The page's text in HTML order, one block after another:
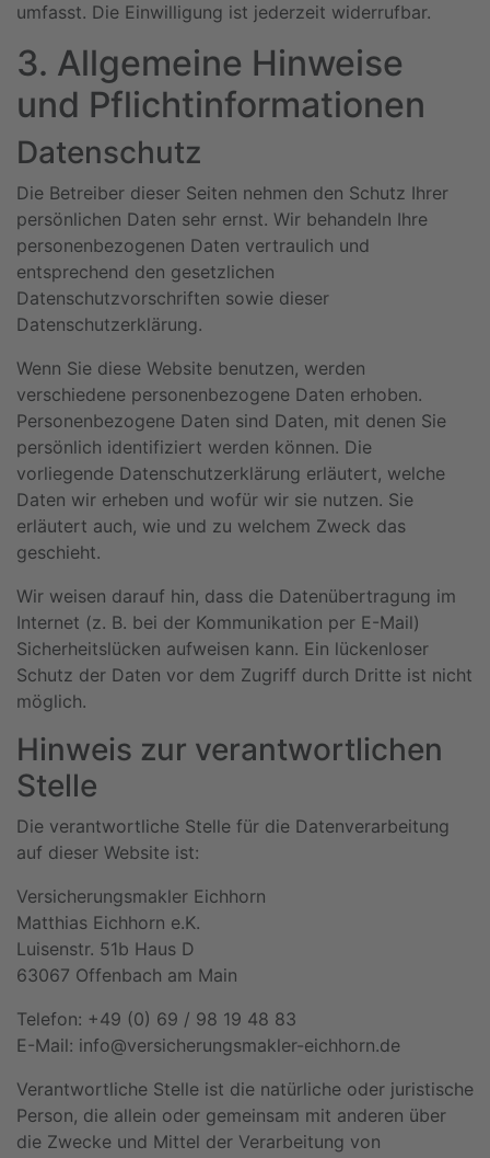
umfasst. Die Einwilligung ist jederzeit widerrufbar.
3. Allgemeine Hinweise
und Pflicht­informationen
Datenschutz
Die Betreiber dieser Seiten nehmen den Schutz Ihrer
persönlichen Daten sehr ernst. Wir behandeln Ihre
personenbezogenen Daten vertraulich und
entsprechend den gesetzlichen
Datenschutzvorschriften sowie dieser
Datenschutzerklärung.
Wenn Sie diese Website benutzen, werden
verschiedene personenbezogene Daten erhoben.
Personenbezogene Daten sind Daten, mit denen Sie
persönlich identifiziert werden können. Die
vorliegende Datenschutzerklärung erläutert, welche
Daten wir erheben und wofür wir sie nutzen. Sie
erläutert auch, wie und zu welchem Zweck das
geschieht.
Wir weisen darauf hin, dass die Datenübertragung im
Internet (z. B. bei der Kommunikation per E-Mail)
Sicherheitslücken aufweisen kann. Ein lückenloser
Schutz der Daten vor dem Zugriff durch Dritte ist nicht
möglich.
Hinweis zur verantwortlichen
Stelle
Die verantwortliche Stelle für die Datenverarbeitung
auf dieser Website ist:
Versicherungsmakler Eichhorn
Matthias Eichhorn e.K.
Luisenstr. 51b Haus D
63067 Offenbach am Main
Telefon: +49 (0) 69 / 98 19 48 83
E-Mail: info@versicherungsmakler-eichhorn.de
Verantwortliche Stelle ist die natürliche oder juristische
Person, die allein oder gemeinsam mit anderen über
die Zwecke und Mittel der Verarbeitung von